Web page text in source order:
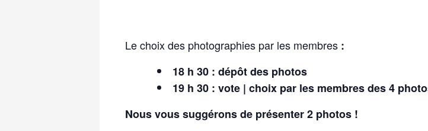
Le choix des photographies par les membres:
18 h 30 : dépôt des photos
19 h 30 : vote | choix par les membres des 4
Nous vous suggérons de présenter 2 photos !